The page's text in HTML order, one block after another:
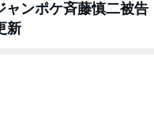
ャンポケ斉藤慎二被告
新